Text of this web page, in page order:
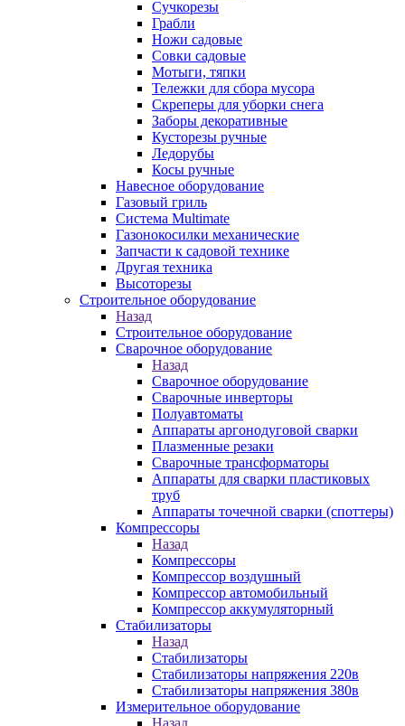
Сучкорезы
Грабли
Ножи садовые
Совки садовые
Мотыги, тяпки
Тележки для сбора мусора
Скреперы для уборки снега
Заборы декоративные
Кусторезы ручные
Ледорубы
Косы ручные
Навесное оборудование
Газовый гриль
Система Multimate
Газонокосилки механические
Запчасти к садовой технике
Другая техника
Высоторезы
Строительное оборудование
Назад
Строительное оборудование
Сварочное оборудование
Назад
Сварочное оборудование
Сварочные инверторы
Полуавтоматы
Аппараты аргонодуговой сварки
Плазменные резаки
Сварочные трансформаторы
Аппараты для сварки пластиковых
труб
Аппараты точечной сварки (споттеры)
Компрессоры
Назад
Компрессоры
Компрессор воздушный
Компрессор автомобильный
Компрессор аккумуляторный
Стабилизаторы
Назад
Стабилизаторы
Стабилизаторы напряжения 220в
Стабилизаторы напряжения 380в
Измерительное оборудование
Назад